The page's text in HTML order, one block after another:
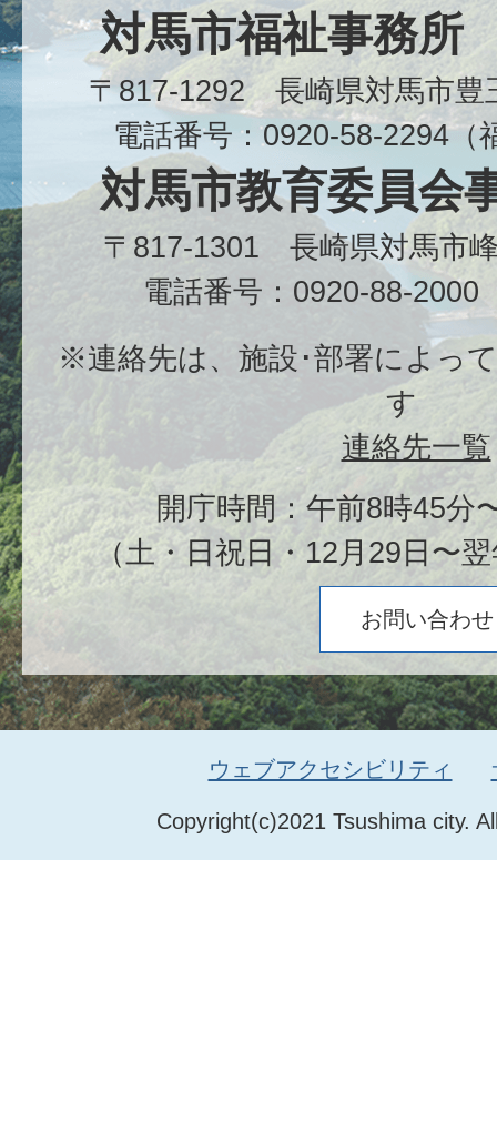
対馬市福祉事務所
〒817-1292 長崎県対馬市
電話番号：0920-58-2294（
対馬市教育委員会
〒817-1301 長崎県対馬市
電話番号：0920-88-2000
※連絡先は、施設･部署によっ
す
連絡先一覧
開庁時間：午前8時45分
（土・日祝日・12月29日〜
お問い合わせ
Copyright(c)2021 Tsushima city.
ウェブアクセシビリティ